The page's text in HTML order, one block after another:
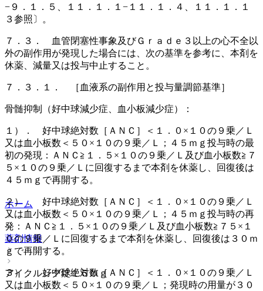
−９．１．５、１１．１．１−１１．１．４、１１．１．１
３参照〕。
７．３． 血管閉塞性事象及びＧｒａｄｅ３以上の心不全以
外の副作用が発現した場合には、次の基準を参考に、本剤を
休薬、減量又は投与中止すること。
７．３．１． ［血液系の副作用と投与量調節基準］
骨髄抑制（好中球減少症、血小板減少症）：
１）． 好中球絶対数［ＡＮＣ］＜１．０×１０の９乗／Ｌ
又は血小板数＜５０×１０の９乗／Ｌ；４５ｍｇ投与時の最
初の発現：ＡＮＣ≧１．５×１０の９乗／Ｌ及び血小板数≧７
５×１０の９乗／Ｌに回復するまで本剤を休薬し、回復後は
４５ｍｇで再開する。
２）． 好中球絶対数［ＡＮＣ］＜１．０×１０の９乗／Ｌ
又は血小板数＜５０×１０の９乗／Ｌ；４５ｍｇ投与時の再
発：ＡＮＣ≧１．５×１０の９乗／Ｌ及び血小板数≧７５×１
０の９乗／Ｌに回復するまで本剤を休薬し、回復後は３０ｍ
ｇで再開する。
３）． 好中球絶対数［ＡＮＣ］＜１．０×１０の９乗／Ｌ
又は血小板数＜５０×１０の９乗／Ｌ；発現時の用量が３０
ホーム
薬剤情報
アイクルシグ錠１５ｍｇ